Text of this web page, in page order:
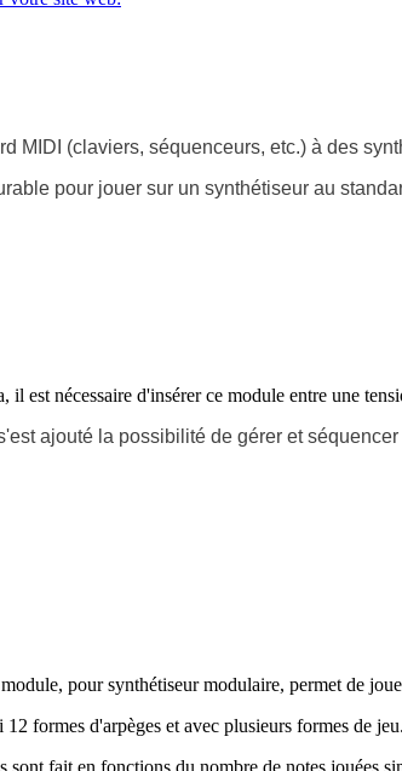
MIDI (claviers, séquenceurs, etc.) à des
pour jouer sur un synthétiseur au
est nécessaire d'insérer ce module entre une
ajouté la possibilité de gérer et séquencer
pour synthétiseur modulaire, permet de
formes d'arpèges et avec plusieurs formes de jeu.
sont fait en fonctions du nombre de notes jouées